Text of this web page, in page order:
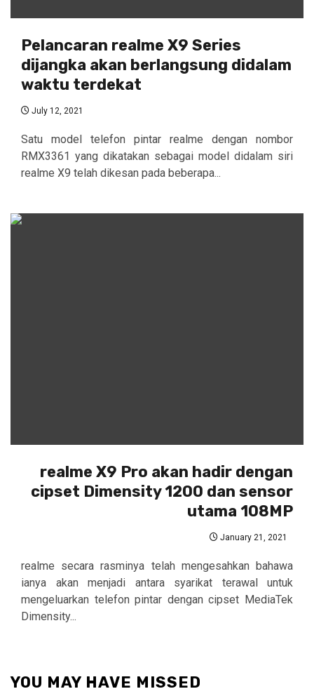
Pelancaran realme X9 Series
dijangka akan berlangsung didalam
waktu terdekat
July 12, 2021
Satu model telefon pintar realme dengan nombor
RMX3361 yang dikatakan sebagai model didalam siri
realme X9 telah dikesan pada beberapa...
realme X9 Pro akan hadir dengan
cipset Dimensity 1200 dan sensor
utama 108MP
January 21, 2021
realme secara rasminya telah mengesahkan bahawa
ianya akan menjadi antara syarikat terawal untuk
mengeluarkan telefon pintar dengan cipset MediaTek
Dimensity...
YOU MAY HAVE MISSED